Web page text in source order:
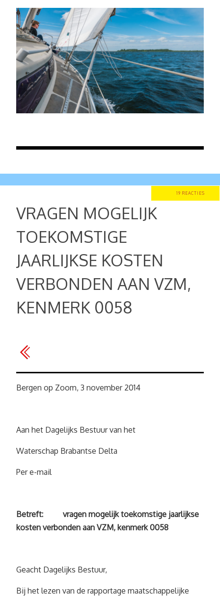
19 REACTIES
VRAGEN MOGELIJK
TOEKOMSTIGE
JAARLIJKSE KOSTEN
VERBONDEN AAN VZM,
KENMERK 0058
Bergen op Zoom, 3 november 2014
Aan het Dagelijks Bestuur van het
Waterschap Brabantse Delta
Per e-mail
Betreft: vragen mogelijk toekomstige jaarlijkse
kosten verbonden aan VZM, kenmerk 0058
Geacht Dagelijks Bestuur,
Bij het lezen van de rapportage maatschappelijke